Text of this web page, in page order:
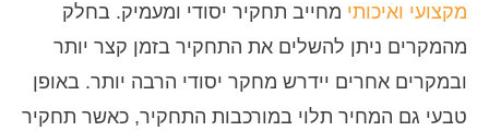
מקצועי ואיכותי מחייב תחקיר יסודי ומעמיק. בחלק
מהמקרים ניתן להשלים את התחקיר בזמן קצר יותר
ובמקרים אחרים יידרש מחקר יסודי הרבה יותר. באופן
טבעי גם המחיר תלוי במורכבות התחקיר, כאשר תחקיר